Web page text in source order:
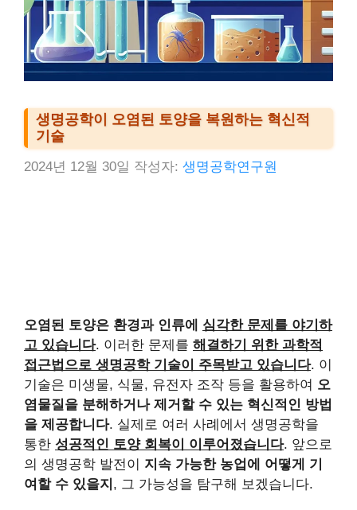
생명공학이 오염된 토양을 복원하는 혁신적
기술
2024년 12월 30일 작성자: 생명공학연구원
오염된 토양은 환경과 인류에 심각한 문제를 야기하
고 있습니다. 이러한 문제를 해결하기 위한 과학적
접근법으로 생명공학 기술이 주목받고 있습니다. 이
기술은 미생물, 식물, 유전자 조작 등을 활용하여 오
염물질을 분해하거나 제거할 수 있는 혁신적인 방법
을 제공합니다. 실제로 여러 사례에서 생명공학을
통한 성공적인 토양 회복이 이루어졌습니다. 앞으로
의 생명공학 발전이 지속 가능한 농업에 어떻게 기
여할 수 있을지 , 그 가능성을 탐구해 보겠습니다.